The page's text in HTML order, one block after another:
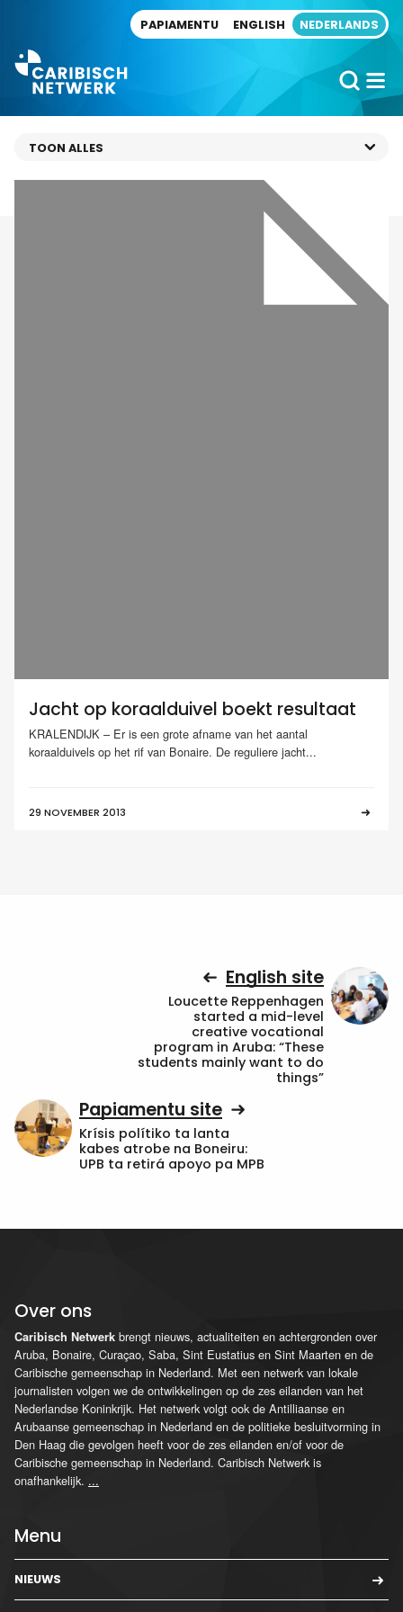
PAPIAMENTU ENGLISH NEDERLANDS
Jacht op koraalduivel boekt resultaat
KRALENDIJK – Er is een grote afname van het aantal
koraalduivels op het rif van Bonaire. De reguliere jacht...
29 NOVEMBER 2013
English site
Loucette Reppenhagen
started a mid-level
creative vocational
program in Aruba: “These
students mainly want to do
things”
Papiamentu site
Krísis polítiko ta lanta
kabes atrobe na Boneiru:
UPB ta retirá apoyo pa MPB
Over ons
Caribisch Netwerk brengt nieuws, actualiteiten en achtergronden over
Aruba, Bonaire, Curaçao, Saba, Sint Eustatius en Sint Maarten en de
Caribische gemeenschap in Nederland. Met een netwerk van lokale
journalisten volgen we de ontwikkelingen op de zes eilanden van het
Nederlandse Koninkrijk. Het netwerk volgt ook de Antilliaanse en
Arubaanse gemeenschap in Nederland en de politieke besluitvorming in
Den Haag die gevolgen heeft voor de zes eilanden en/of voor de
Caribische gemeenschap in Nederland. Caribisch Netwerk is
onafhankelijk. ...
Menu
NIEUWS